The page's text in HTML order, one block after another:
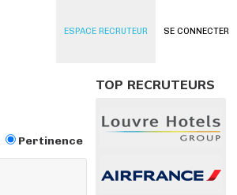
SE CONNECTER
ESPACE RECRUTEUR
Pertinence
TOP RECRUTEURS